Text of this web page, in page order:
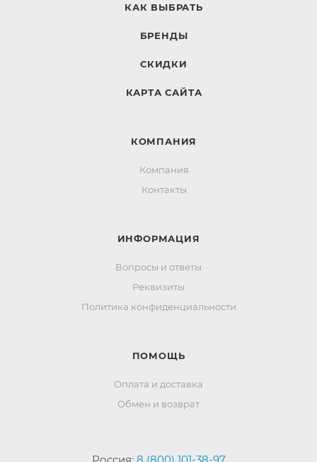
КАК ВЫБРАТЬ
БРЕНДЫ
СКИДКИ
КАРТА САЙТА
КОМПАНИЯ
Компания
Контакты
ИНФОРМАЦИЯ
Вопросы и ответы
Реквизиты
Политика конфиденциальности
ПОМОЩЬ
Оплата и доставка
Обмен и возврат